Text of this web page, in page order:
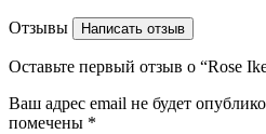
Отзывы Написать отзыв
Оставьте первый отзыв о “Rose
Ваш адрес email не будет
помечены *